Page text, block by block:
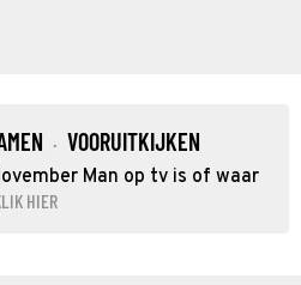
· VOORUITKIJKEN
Man op tv is of waar
HIER